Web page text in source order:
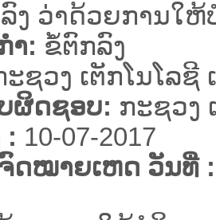
ງ ວ່າດ້ວຍການໃ
າ: ຂໍ້ຕົກລົງ
ະຊວງ ເຕັກໂນໂລ
ຜິດຊອບ: ກະຊວງ
: 10-07-2017
ດໝາຍເຫດ ວັນທີ່ :